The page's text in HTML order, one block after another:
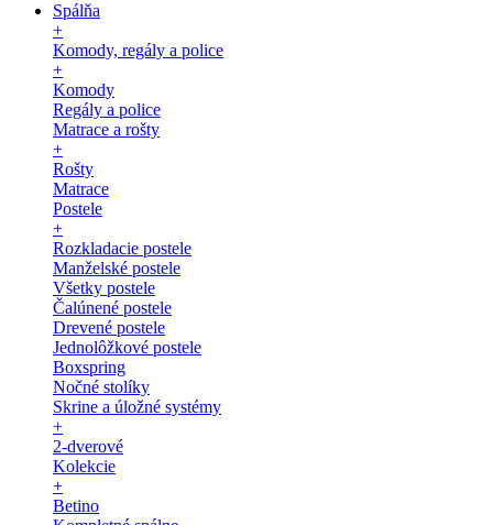
Spálňa
+
Komody, regály a police
+
Komody
Regály a police
Matrace a rošty
+
Rošty
Matrace
Postele
+
Rozkladacie postele
Manželské postele
Všetky postele
Čalúnené postele
Drevené postele
Jednolôžkové postele
Boxspring
Nočné stolíky
Skrine a úložné systémy
+
2-dverové
Kolekcie
+
Betino